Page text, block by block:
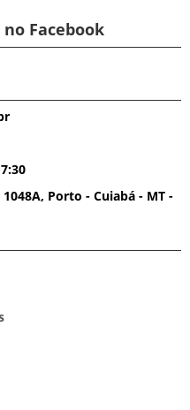
Facebook
Porto - Cuiabá - MT -